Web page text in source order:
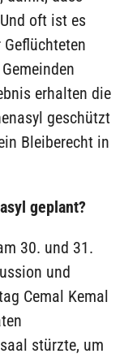
oft ist es
erhalten die
geschützt
Bleiberecht in
geplant?
30. und 31.
und
Cemal Kemal
stürzte, um